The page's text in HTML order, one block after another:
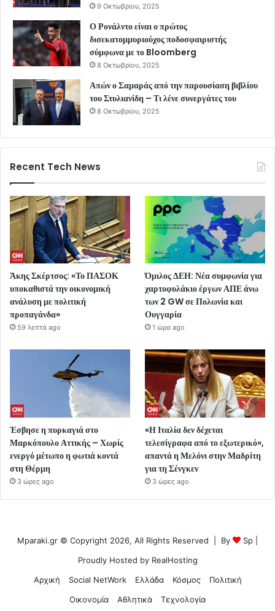
9 Οκτωβρίου, 2025
Ο Ρονάλντο είναι ο πρώτος
δισεκατομμυριούχος ποδοσφαιριστής
σύμφωνα με το Bloomberg
8 Οκτωβρίου, 2025
Απών ο Σαμαράς από την παρουσίαση βιβλίου
του Στυλιανίδη – Τι λένε συνεργάτες του
8 Οκτωβρίου, 2025
Recent Tech News
Άκης Σκέρτσος: «Το ΠΑΣΟΚ
υποκαθιστά την οικονομική
ανάλυση με πολιτική
προπαγάνδα»
59 λεπτά ago
Όμιλος ΔΕΗ: Νέα συμφωνία για
χαρτοφυλάκιο έργων ΑΠΕ άνω
των 2 GW σε Πολωνία και
Ουγγαρία
1 ώρα ago
Έσβησε η πυρκαγιά στο
Μαρκόπουλο Αττικής – Χωρίς
ενεργό μέτωπο η φωτιά κοντά
στη Θέρμη
3 ώρες ago
«Η Ιταλία δεν δέχεται
τελεσίγραφα από το εξωτερικό»,
απαντά η Μελόνι στην Μαδρίτη
για τη Σένγκεν
3 ώρες ago
Mparaki.gr © Copyright 2026, All Rights Reserved | By Sp
Proudly Hosted by RealHosting
Αρχική
Social NetWork Ελλάδα Κόσμος
Πολιτική
Οικονομία
Αθλητικά Τεχνολογία